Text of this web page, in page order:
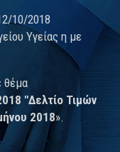
10/2018
Υγείας η με
θέμα
"Δελτίο Τιμών
2018».